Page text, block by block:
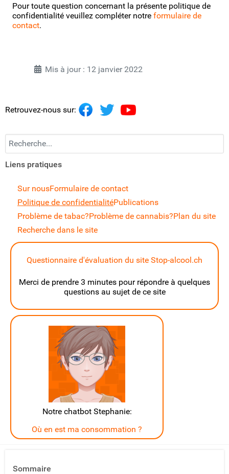
Pour toute question concernant la présente politique de
confidentialité veuillez compléter notre formulaire de
contact.
Mis à jour : 12 janvier 2022
Retrouvez-nous sur:
Recherchez...
Liens pratiques
Sur nousFormulaire de contact
Politique de confidentialitéPublications
Problème de tabac?Problème de cannabis?Plan du site
Recherche dans le site
Questionnaire d'évaluation du site Stop-alcool.ch
Merci de prendre 3 minutes pour répondre à quelques
questions au sujet de ce site
Notre chatbot Stephanie:
Où en est ma consommation ?
Sommaire